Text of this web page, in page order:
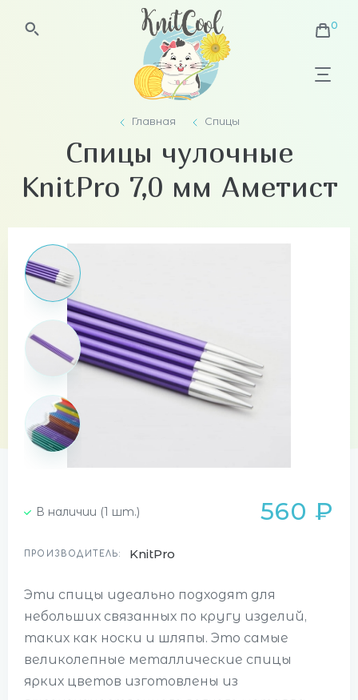
Главная Спицы
Спицы чулочные
KnitPro 7,0 мм Аметист
В наличии (1 шт.) 560 ₽
ПРОИЗВОДИТЕЛЬ: KnitPro
Эти спицы идеально подходят для
небольших связанных по кругу изделий,
таких как носки и шляпы. Это самые
великолепные металлические спицы
ярких цветов изготовлены из